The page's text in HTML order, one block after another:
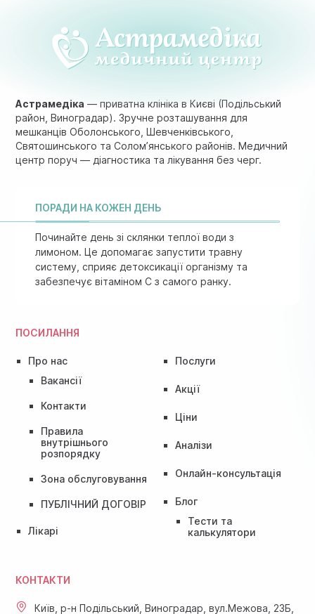
ПОСИЛАННЯ
Про нас
Вакансії
Контакти
Правила
внутрішнього
розпорядку
Зона обслуговування
ПУБЛІЧНИЙ ДОГОВІР
Лікарі
Послуги
Акції
Ціни
Аналізи
Онлайн-консультація
Блог
Тести та
калькулятори
Астрамедіка — приватна клініка в Києві (Подільський
район, Виноградар). Зручне розташування для
мешканців Оболонського, Шевченківського,
Святошинського та Солом’янського районів. Медичний
центр поруч — діагностика та лікування без черг.
ПОРАДИ НА КОЖЕН ДЕНЬ
Починайте день зі склянки теплої води з
лимоном. Це допомагає запустити травну
систему, сприяє детоксикації організму та
забезпечує вітаміном C з самого ранку.
КОНТАКТИ
Київ, р-н Подільський, Виноградар, вул.Межова, 23Б,